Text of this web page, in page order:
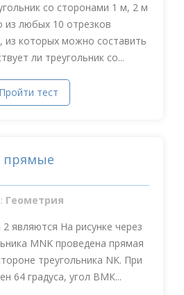
со сторонами 1 м, 2 м
из любых 10 отрезков
из которых можно составить
ли треугольник со...
Пройти тест
прямые
Геометрия
2 являются На рисунке через
MNK проведена прямая
треугольника NK. При
64 градуса, угол ВМК...